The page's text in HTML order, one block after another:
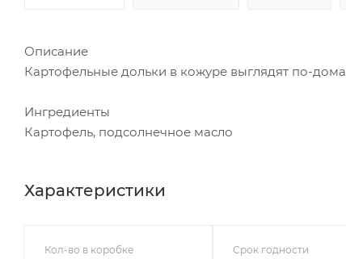
Описание
Картофельные дольки в кожуре выглядят по-
Ингредиенты
Картофель, подсолнечное масло
Характеристики
Кол-во в коробке Срок годности